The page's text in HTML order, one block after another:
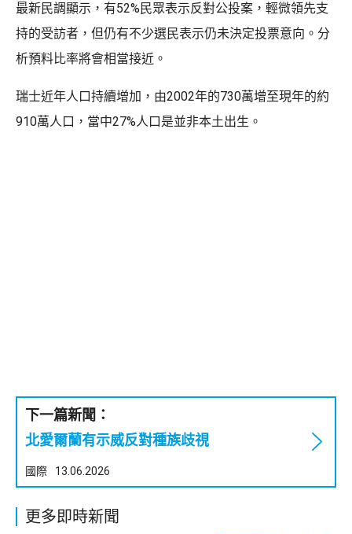
最新民調顯示，有52%民眾表示反對公投案，輕微領先支
持的受訪者，但仍有不少選民表示仍未決定投票意向。分
析預料比率將會相當接近。
瑞士近年人口持續增加，由2002年的730萬增至現年的約
910萬人口，當中27%人口是並非本土出生。
下一篇新聞：
北愛爾蘭有示威反對種族歧視
國際 13.06.2026
更多即時新聞